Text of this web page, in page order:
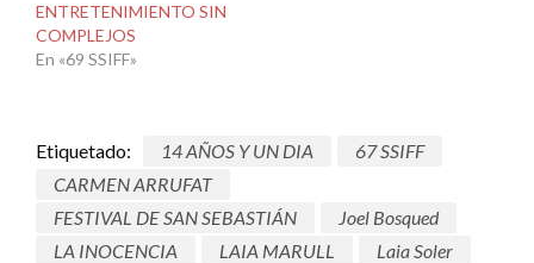
ENTRETENIMIENTO SIN
COMPLEJOS
En «69 SSIFF»
Etiquetado: 14 AÑOS Y UN DIA
67 SSIFF
CARMEN ARRUFAT
FESTIVAL DE SAN SEBASTIÁN
Joel Bosqued
LA INOCENCIA
LAIA MARULL
Laia Soler